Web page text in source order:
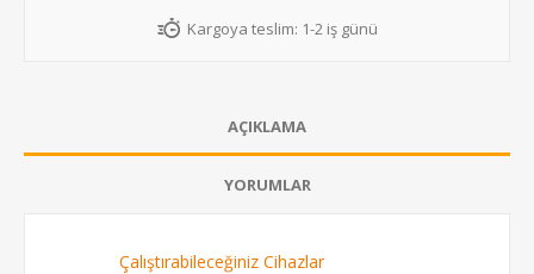
Kargoya teslim: 1-2 iş günü
AÇIKLAMA
YORUMLAR
Çalıştırabileceğiniz Cihazlar